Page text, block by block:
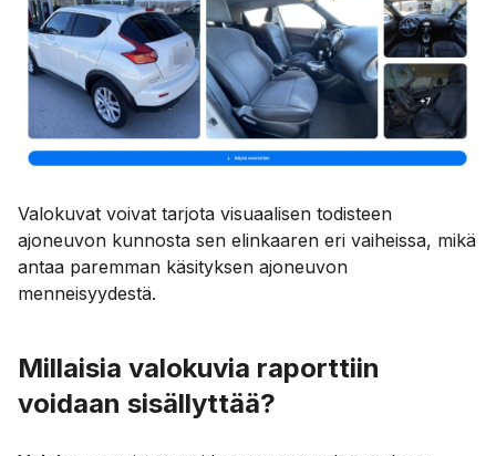
Valokuvat voivat tarjota visuaalisen todisteen
ajoneuvon kunnosta sen elinkaaren eri vaiheissa, mikä
antaa paremman käsityksen ajoneuvon
menneisyydestä.
Millaisia valokuvia raporttiin
voidaan sisällyttää?